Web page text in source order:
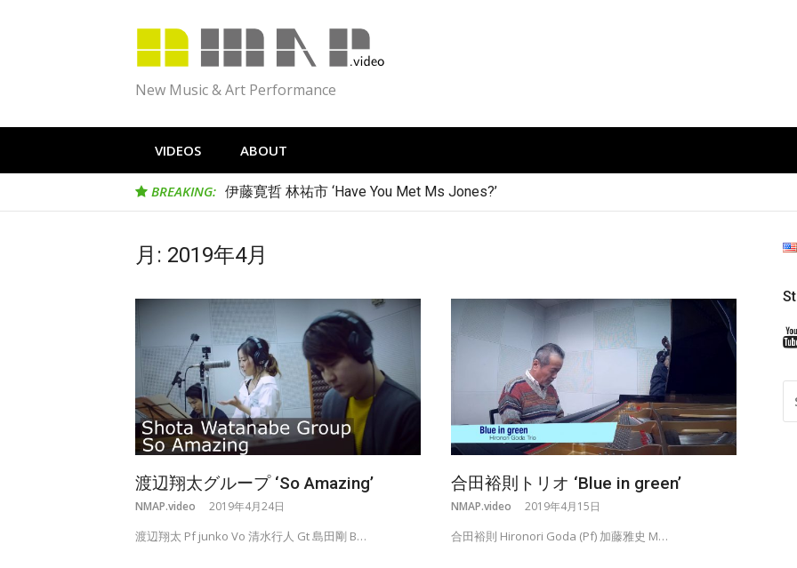
New Music & Art Performance
VIDEOS ABOUT
BREAKING: 伊藤寛哲 林祐市 ‘Have You Met Ms Jones?’
月: 2019年4月
渡辺翔太グループ ‘So Amazing’
NMAP.video 2019年4月24日
渡辺翔太 Pf junko Vo 清水行人 Gt 島田剛 B…
合田裕則トリオ ‘Blue in green’
NMAP.video 2019年4月15日
合田裕則 Hironori Goda (Pf) 加藤雅史 M…